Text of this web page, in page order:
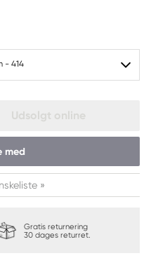
- 414
Udsolgt online
med
»
Gratis returnering
30 dages returret.